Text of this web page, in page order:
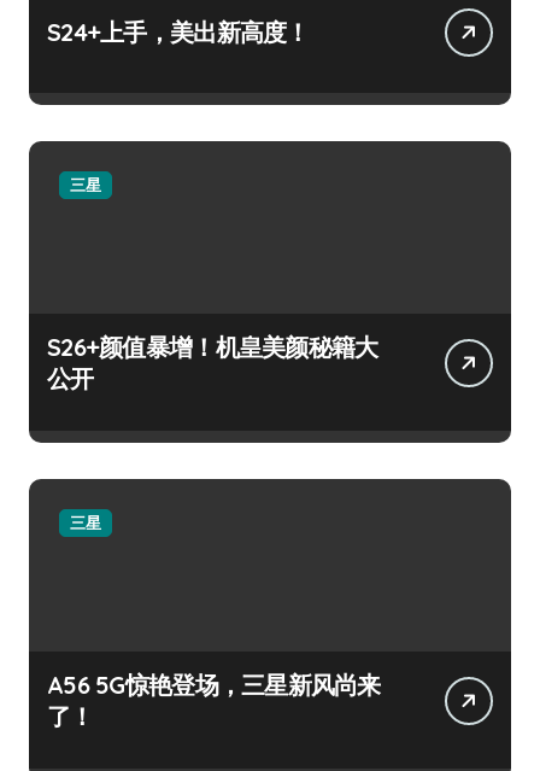
S24+上手，美出新高度！
三星
S26+颜值暴增！机皇美颜秘籍大
公开
三星
A56 5G惊艳登场，三星新风尚来
了！